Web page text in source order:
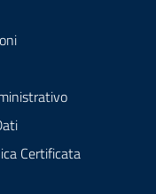
Certificata